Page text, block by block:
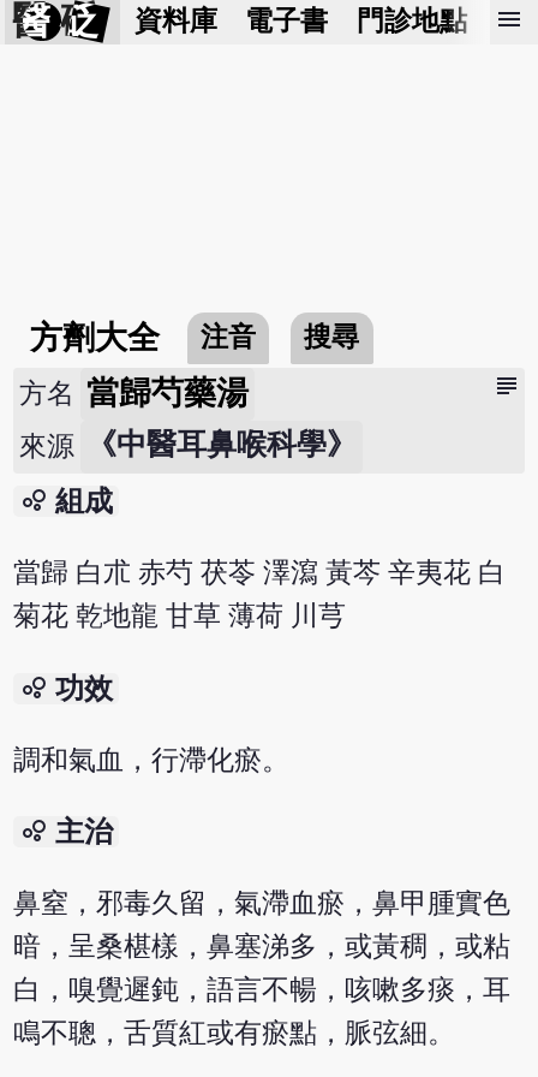
醫 砭 資料庫 電子書 門診地點 預
menu
方劑大全 注音 搜尋
subject
方名 當歸芍藥湯
來源 《中醫耳鼻喉科學》
bubble_chart 組成
當歸 白朮 赤芍 茯苓 澤瀉 黃芩 辛夷花 白
菊花 乾地龍 甘草 薄荷 川芎
bubble_chart 功效
調和氣血，行滯化瘀。
bubble_chart 主治
鼻窒，邪毒久留，氣滯血瘀，鼻甲腫實色
暗，呈桑椹樣，鼻塞涕多，或黃稠，或粘
白，嗅覺遲鈍，語言不暢，咳嗽多痰，耳
鳴不聰，舌質紅或有瘀點，脈弦細。